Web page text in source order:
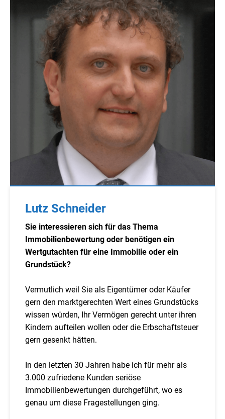
Lutz Schneider
Sie interessieren sich für das Thema
Immobilienbewertung oder benötigen ein
Wertgutachten für eine Immobilie oder ein
Grundstück?
Vermutlich weil Sie als Eigentümer oder Käufer
gern den marktgerechten Wert eines Grundstücks
wissen würden, Ihr Vermögen gerecht unter ihren
Kindern aufteilen wollen oder die Erbschaftsteuer
gern gesenkt hätten.
In den letzten 30 Jahren habe ich für mehr als
3.000 zufriedene Kunden seriöse
Immobilienbewertungen durchgeführt, wo es
genau um diese Fragestellungen ging.